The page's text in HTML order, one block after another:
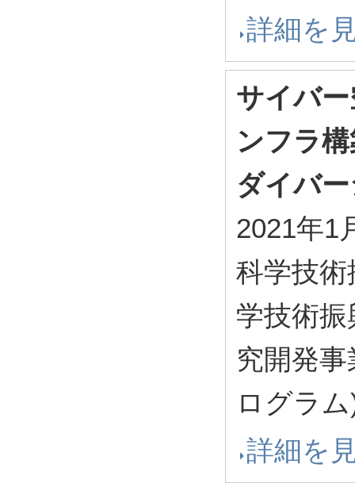
詳細を
サイバ
ンフラ
ダイバ
2021年1
科学技
学技術
究開発
ログラ
詳細を